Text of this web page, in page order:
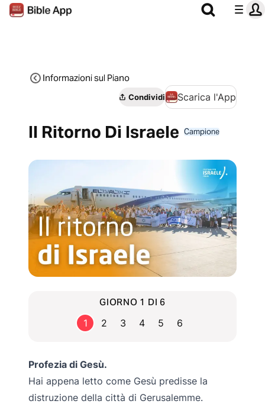
Informazioni sul Piano
Condividi Scarica l'App
Il Ritorno Di Israele Campione
GIORNO 1 DI 6
1 2 3 4 5 6
Profezia di Gesù.
Hai appena letto come Gesù predisse la
distruzione della città di Gerusalemme.